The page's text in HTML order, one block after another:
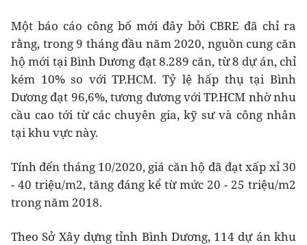
Một báo cáo công bố mới đây bởi CBRE đã chỉ ra
rằng, trong 9 tháng đầu năm 2020, nguồn cung căn
hộ mới tại Bình Dương đạt 8.289 căn, từ 8 dự án, chỉ
kém 10% so với TP.HCM. Tỷ lệ hấp thụ tại Bình
Dương đạt 96,6%, tương đương với TP.HCM nhờ nhu
cầu cao tới từ các chuyên gia, kỹ sư và công nhân
tại khu vực này.
Tính đến tháng 10/2020, giá căn hộ đã đạt xấp xỉ 30
- 40 triệu/m2, tăng đáng kể từ mức 20 - 25 triệu/m2
trong năm 2018.
Theo Sở Xây dựng tỉnh Bình Dương, 114 dự án khu